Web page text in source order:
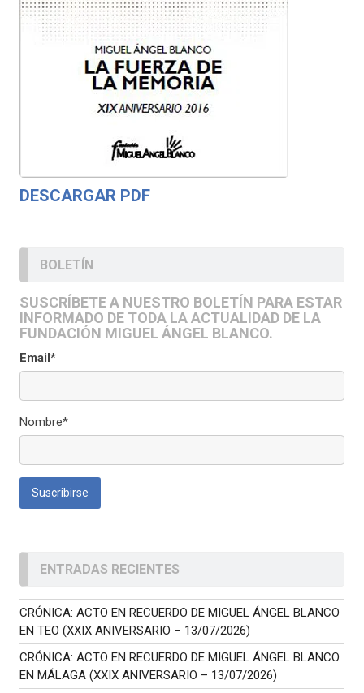
DESCARGAR PDF
BOLETÍN
SUSCRÍBETE A NUESTRO BOLETÍN PARA ESTAR
INFORMADO DE TODA LA ACTUALIDAD DE LA
FUNDACIÓN MIGUEL ÁNGEL BLANCO.
Email*
Nombre*
ENTRADAS RECIENTES
CRÓNICA: ACTO EN RECUERDO DE MIGUEL ÁNGEL BLANCO
EN TEO (XXIX ANIVERSARIO – 13/07/2026)
CRÓNICA: ACTO EN RECUERDO DE MIGUEL ÁNGEL BLANCO
EN MÁLAGA (XXIX ANIVERSARIO – 13/07/2026)